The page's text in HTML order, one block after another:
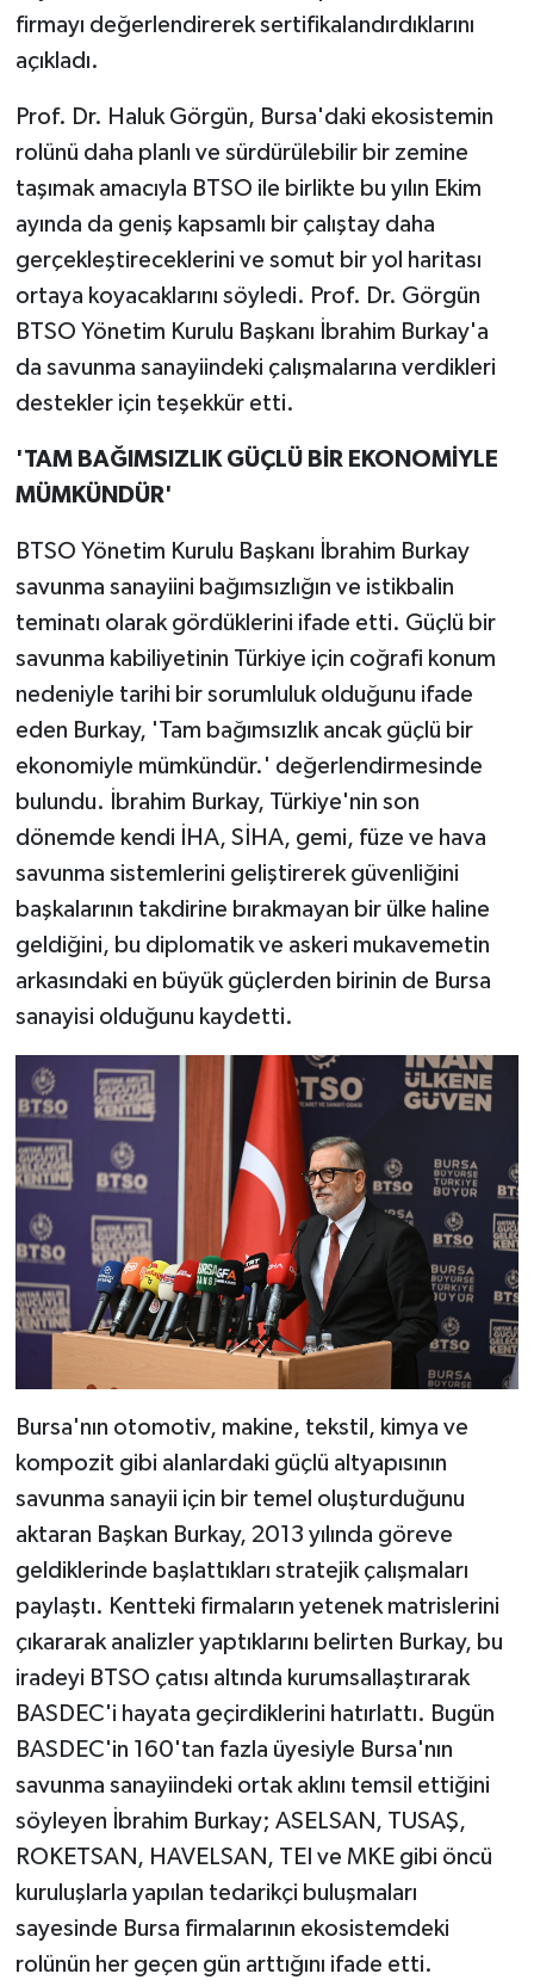
firmayı değerlendirerek sertifikalandırdıklarını
açıkladı.
Prof. Dr. Haluk Görgün, Bursa'daki ekosistemin
rolünü daha planlı ve sürdürülebilir bir zemine
taşımak amacıyla BTSO ile birlikte bu yılın Ekim
ayında da geniş kapsamlı bir çalıştay daha
gerçekleştireceklerini ve somut bir yol haritası
ortaya koyacaklarını söyledi. Prof. Dr. Görgün
BTSO Yönetim Kurulu Başkanı İbrahim Burkay'a
da savunma sanayiindeki çalışmalarına verdikleri
destekler için teşekkür etti.
'TAM BAĞIMSIZLIK GÜÇLÜ BİR EKONOMİYLE
MÜMKÜNDÜR'
BTSO Yönetim Kurulu Başkanı İbrahim Burkay
savunma sanayiini bağımsızlığın ve istikbalin
teminatı olarak gördüklerini ifade etti. Güçlü bir
savunma kabiliyetinin Türkiye için coğrafi konum
nedeniyle tarihi bir sorumluluk olduğunu ifade
eden Burkay, 'Tam bağımsızlık ancak güçlü bir
ekonomiyle mümkündür.' değerlendirmesinde
bulundu. İbrahim Burkay, Türkiye'nin son
dönemde kendi İHA, SİHA, gemi, füze ve hava
savunma sistemlerini geliştirerek güvenliğini
başkalarının takdirine bırakmayan bir ülke haline
geldiğini, bu diplomatik ve askeri mukavemetin
arkasındaki en büyük güçlerden birinin de Bursa
sanayisi olduğunu kaydetti.
Bursa'nın otomotiv, makine, tekstil, kimya ve
kompozit gibi alanlardaki güçlü altyapısının
savunma sanayii için bir temel oluşturduğunu
aktaran Başkan Burkay, 2013 yılında göreve
geldiklerinde başlattıkları stratejik çalışmaları
paylaştı. Kentteki firmaların yetenek matrislerini
çıkararak analizler yaptıklarını belirten Burkay, bu
iradeyi BTSO çatısı altında kurumsallaştırarak
BASDEC'i hayata geçirdiklerini hatırlattı. Bugün
BASDEC'in 160'tan fazla üyesiyle Bursa'nın
savunma sanayiindeki ortak aklını temsil ettiğini
söyleyen İbrahim Burkay; ASELSAN, TUSAŞ,
ROKETSAN, HAVELSAN, TEI ve MKE gibi öncü
kuruluşlarla yapılan tedarikçi buluşmaları
sayesinde Bursa firmalarının ekosistemdeki
rolünün her geçen gün arttığını ifade etti.